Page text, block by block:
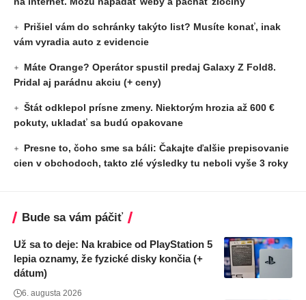
Prišiel vám do schránky takýto list? Musíte konať, inak
vám vyradia auto z evidencie
Máte Orange? Operátor spustil predaj Galaxy Z Fold8.
Pridal aj parádnu akciu (+ ceny)
Štát odklepol prísne zmeny. Niektorým hrozia až 600 €
pokuty, ukladať sa budú opakovane
Presne to, čoho sme sa báli: Čakajte ďalšie prepisovanie
cien v obchodoch, takto zlé výsledky tu neboli vyše 3 roky
Bude sa vám páčiť
Už sa to deje: Na krabice od PlayStation 5
lepia oznamy, že fyzické disky končia (+
dátum)
6. augusta 2026